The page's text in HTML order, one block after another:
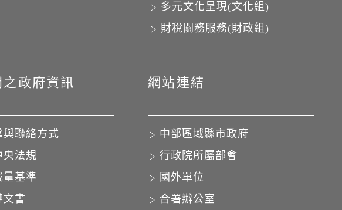
多元文化呈現(文化組)
財稅關務服務(財政組)
之政府資訊
與聯絡方式
央法規
量基準
文書
網站連結
中部區域縣市政府
行政院所屬部會
國外單位
合署辦公室